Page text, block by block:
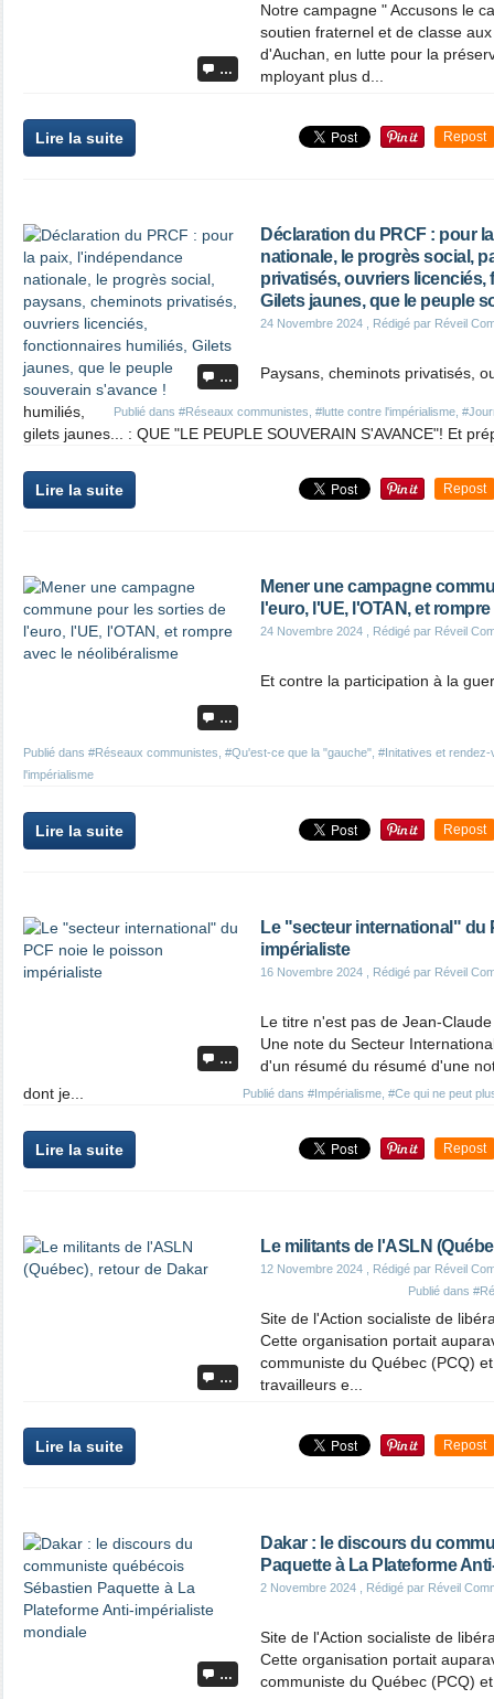
…
Notre campagne " Accusons le
soutien fraternel et de classe
d'Auchan, en lutte pour la
mployant plus d...
Lire la suite Repost
…
Déclaration du PRCF : pour
nationale, le progrès social,
privatisés, ouvriers
Gilets jaunes, que le peuple
24 Novembre 2024 , Rédigé par Réveil
Publié dans #Réseaux communistes #lutte contre l'impérialisme
Paysans, cheminots privatisés,
humiliés,
gilets jaunes... : QUE "LE PEUPLE SOUVERAIN S'AVANCE"! Et
Lire la suite Repost
…
Mener une campagne
l'euro, l'UE, l'OTAN, et
24 Novembre 2024 , Rédigé par Réveil
Publié dans #Réseaux communistes #Qu'est-ce que la "gauche" #Initatives et rendez-
l'impérialisme
Et contre la participation à la
Lire la suite Repost
…
Le "secteur international" du
impérialiste
16 Novembre 2024 , Rédigé par Réveil
Publié dans #Impérialisme #Ce qui ne peut
Le titre n'est pas de Jean-
Une note du Secteur
d'un résumé du résumé d'une
dont je...
Lire la suite Repost
…
Le militants de l'ASLN
12 Novembre 2024 , Rédigé par Réveil
Publié dans
Site de l'Action socialiste de
Cette organisation portait
communiste du Québec (PCQ)
travailleurs e...
Lire la suite Repost
…
Dakar : le discours du
Paquette à La Plateforme
2 Novembre 2024 , Rédigé par Réveil
Site de l'Action socialiste de
Cette organisation portait
communiste du Québec (PCQ)